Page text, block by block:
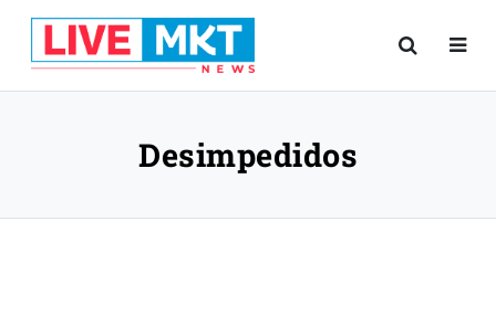
Desimpedidos